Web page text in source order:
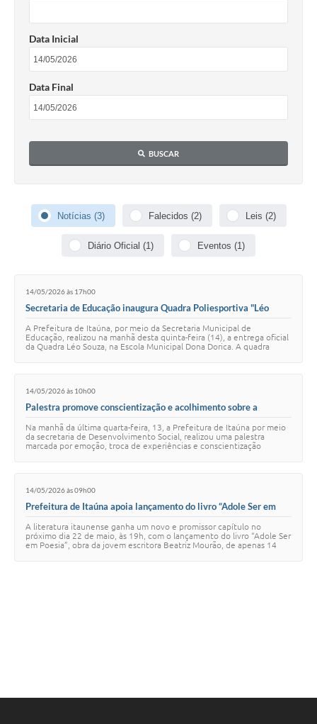
Data Inicial
Data Final
BUSCAR
Notícias (3) Falecidos (2) Leis (2)
Diário Oficial (1) Eventos (1)
14/05/2026 às 17h00
Secretaria de Educação inaugura Quadra Poliesportiva "Léo
A Prefeitura de Itaúna, por meio da Secretaria Municipal de
Educação, realizou na manhã desta quinta-feira (14), a entrega oficial
da Quadra Léo Souza, na Escola Municipal Dona Dorica. A quadra
14/05/2026 às 10h00
Palestra promove conscientização e acolhimento sobre a
Na manhã da última quarta-feira, 13, a Prefeitura de Itaúna por meio
da secretaria de Desenvolvimento Social, realizou uma palestra
marcada por emoção, troca de experiências e conscientização
14/05/2026 às 09h00
Prefeitura de Itaúna apoia lançamento do livro “Adole Ser em
A literatura itaunense ganha um novo e promissor capítulo no
próximo dia 22 de maio, às 19h, com o lançamento do livro “Adole Ser
em Poesia”, obra da jovem escritora Beatriz Mourão, de apenas 14